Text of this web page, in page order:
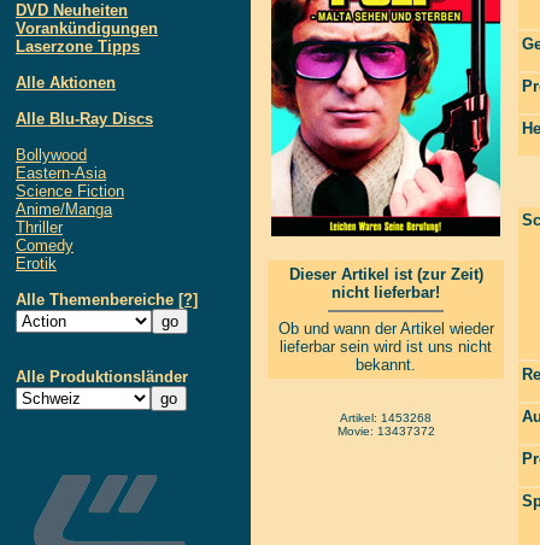
DVD Neuheiten
Vorankündigungen
Laserzone Tipps
Alle Aktionen
Alle Blu-Ray Discs
Bollywood
Eastern-Asia
Science Fiction
Anime/Manga
Thriller
Comedy
Erotik
Alle Themenbereiche [?]
Alle Produktionsländer
Dieser Artikel ist (zur Zeit)
nicht lieferbar!
Ob und wann der Artikel wieder
lieferbar sein wird ist uns nicht
bekannt.
Artikel: 1453268
Movie: 13437372